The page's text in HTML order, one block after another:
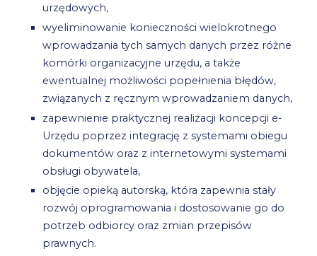
urzędowych,
wyeliminowanie konieczności wielokrotnego
wprowadzania tych samych danych przez różne
komórki organizacyjne urzędu, a także
ewentualnej możliwości popełnienia błędów,
związanych z ręcznym wprowadzaniem danych,
zapewnienie praktycznej realizacji koncepcji e-
Urzędu poprzez integrację z systemami obiegu
dokumentów oraz z internetowymi systemami
obsługi obywatela,
objęcie opieką autorską, która zapewnia stały
rozwój oprogramowania i dostosowanie go do
potrzeb odbiorcy oraz zmian przepisów
prawnych.